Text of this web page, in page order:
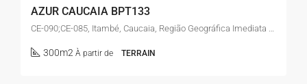
AZUR CAUCAIA BPT133
CE-090;CE-085, Itambé, Caucaia, Região Geográfica Imediata de Fortaleza, Região Geográfica Intermediária de Fortaleza, Ceará, 61604-210, Brasil
300m2 À partir de TERRAIN